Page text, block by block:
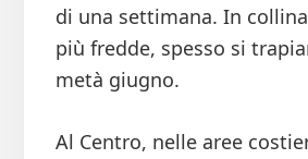
di una settimana. In
più fredde, spesso si
metà giugno.
Al Centro, nelle aree